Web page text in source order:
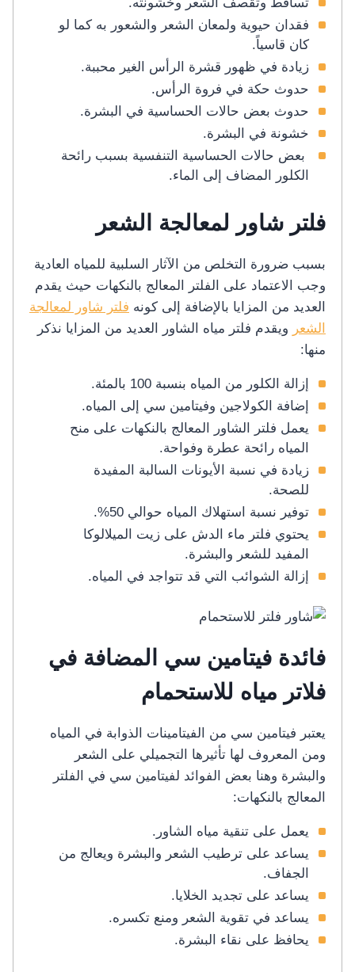
فقدان حيوية ولمعان الشعر والشعور به كما لو
كان قاسياً.
زيادة في ظهور قشرة الرأس الغير محببة.
حدوث حكة في فروة الرأس.
حدوث بعض حالات الحساسية في البشرة.
خشونة في البشرة.
بعض حالات الحساسية التنفسية بسبب رائحة
الكلور المضاف إلى الماء.
فلتر شاور لمعالجة الشعر
بسبب ضرورة التخلص من الآثار السلبية للمياه العادية
وجب الاعتماد على الفلتر المعالج بالنكهات حيث يقدم
العديد من المزايا بالإضافة إلى كونه فلتر شاور لمعالجة
الشعر ويقدم فلتر مياه الشاور العديد من المزايا نذكر
منها:
إزالة الكلور من المياه بنسبة 100 بالمئة.
إضافة الكولاجين وفيتامين سي إلى المياه.
يعمل فلتر الشاور المعالج بالنكهات على منح
المياه رائحة عطرة وفواحة.
زيادة في نسبة الأيونات السالبة المفيدة
للصحة.
توفير نسبة استهلاك المياه حوالي 50%.
يحتوي فلتر ماء الدش على زيت الميلالوكا
المفيد للشعر والبشرة.
إزالة الشوائب التي قد تتواجد في المياه.
فائدة فيتامين سي المضافة في
فلاتر مياه للاستحمام
يعتبر فيتامين سي من الفيتامينات الذوابة في المياه
ومن المعروف لها تأثيرها التجميلي على الشعر
والبشرة وهنا بعض الفوائد لفيتامين سي في الفلتر
المعالج بالنكهات:
يعمل على تنقية مياه الشاور.
يساعد على ترطيب الشعر والبشرة ويعالج من
الجفاف.
يساعد على تجديد الخلايا.
يساعد في تقوية الشعر ومنع تكسره.
يحافظ على نقاء البشرة.